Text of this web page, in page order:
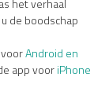
het verhaal
de boodschap
Android en
app vooriPhone